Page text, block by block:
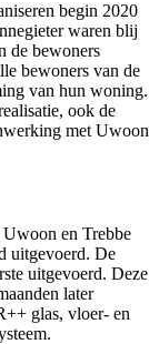
begin 2020
waren blij
de bewoners
bewoners van de
van hun woning.
ook de
met Uwoon
en Trebbe
uitgevoerd. De
uitgevoerd. Deze
later
glas, vloer- en